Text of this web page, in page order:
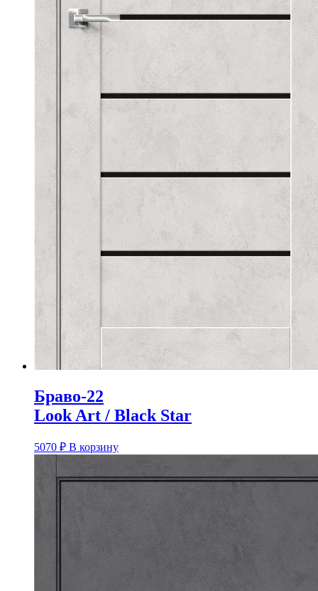
Браво-22
Look Art / Black Star
5070 ₽ В корзину